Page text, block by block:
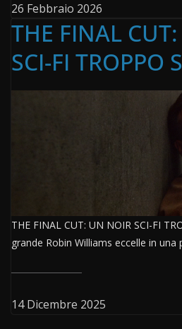
26 Febbraio 2026
THE FINAL
SCI-FI TROPPO
THE FINAL CUT: UN NOIR SCI-FI
grande Robin Williams eccelle in
14 Dicembre 2025